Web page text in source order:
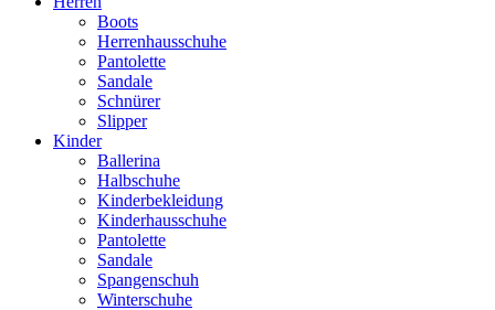
Boots
Herrenhausschuhe
Pantolette
Sandale
Schnürer
Slipper
Kinder
Ballerina
Halbschuhe
Kinderbekleidung
Kinderhausschuhe
Pantolette
Sandale
Spangenschuh
Winterschuhe